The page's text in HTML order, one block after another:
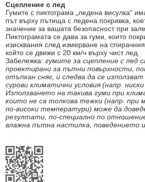
Сцепление с лед
Гумите с пиктограма „ледена висулка“
път върху пътища с ледена покривка,
значение за вашата безопасност при
Пиктограмата се дава за гуми, които
изисквания след измерване на
който се движи с 20 км/ч върху чист лед.
Забележка:гумите за сцепление с лед
проектирани за пътни повърхности,
отъпкан сняг, и следва да се
сурови климатични условия (напр.
Използването на такива гуми при
които не са толкова тежки (напр. при
по-високи температури) може да
резултати, по-специално по
влажна пътна настилка, поведението